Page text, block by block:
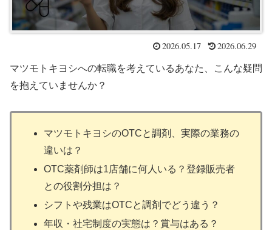
2026.05.17 2026.06.29
マツモトキヨシへの転職を考えているあなた、こんな疑問
を抱えていませんか？
マツモトキヨシのOTCと調剤、実際の業務の
違いは？
OTC薬剤師は1店舗に何人いる？登録販売者
との役割分担は？
シフトや残業はOTCと調剤でどう違う？
年収・社宅制度の実態は？賞与はある？